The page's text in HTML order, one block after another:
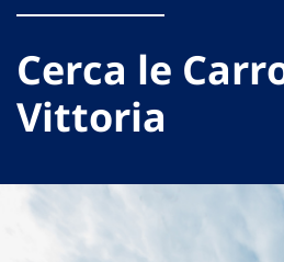
Cerca le
Vittoria